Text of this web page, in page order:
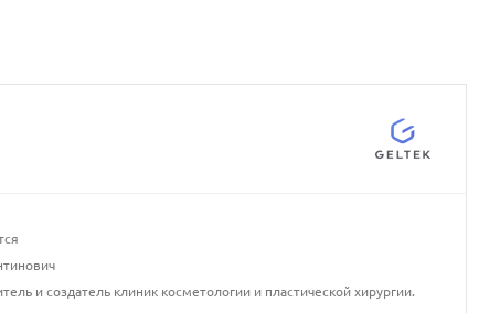
и создатель клиник косметологии и пластической хирургии.